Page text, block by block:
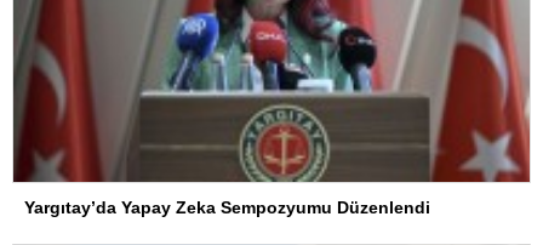
Yargıtay’da Yapay Zeka Sempozyumu Düzenlendi